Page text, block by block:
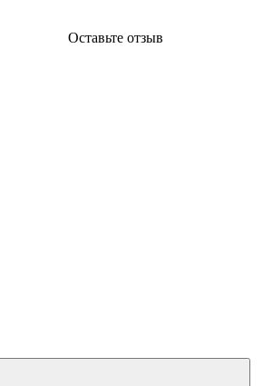
Оставьте отзыв